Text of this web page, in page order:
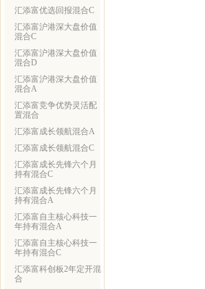
汇添富优选回报混合C
汇添富沪港深大盘价值
混合C
汇添富沪港深大盘价值
混合D
汇添富沪港深大盘价值
混合A
汇添富竞争优势灵活配
置混合
汇添富成长领航混合A
汇添富成长领航混合C
汇添富成长先锋六个月
持有混合C
汇添富成长先锋六个月
持有混合A
汇添富自主核心科技一
年持有混合A
汇添富自主核心科技一
年持有混合C
汇添富科创板2年定开混
合